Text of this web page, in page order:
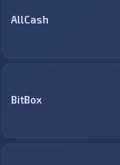
AllCash
BitBox